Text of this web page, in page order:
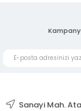
Sanayi Mah.